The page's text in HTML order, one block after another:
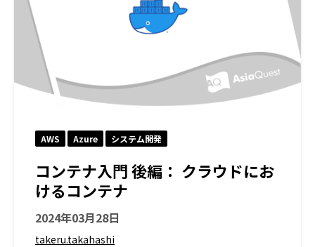
AWS Azure システム開発
コンテナ入門 後編： クラウドにお
けるコンテナ
2024年03月28日
takeru.takahashi